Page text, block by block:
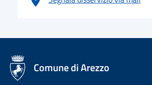
logo Unione Europea
Comune di Arezzo